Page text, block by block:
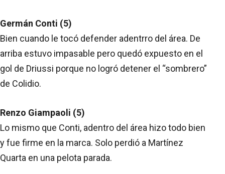
Germán Conti (5)
Bien cuando le tocó defender adentrro del área. De
arriba estuvo impasable pero quedó expuesto en el
gol de Driussi porque no logró detener el “sombrero”
de Colidio.
Renzo Giampaoli (5)
Lo mismo que Conti, adentro del área hizo todo bien
y fue firme en la marca. Solo perdió a Martínez
Quarta en una pelota parada.